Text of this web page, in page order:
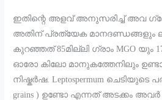
ഇതിന്റെ അളവ് അനുസരിച്ച് അവ
അതിന് പ്രത്യേക മാനദണ്ഡങ്ങളും
കുറഞ്ഞത് 85മില്ലി ഗ്രാം MGO യും
ഓരോ കിലോ മാനുകത്തേനിലും
നിഷ്കർഷ. Leptospermum ചെടിയുടെ
grains ) ഉണ്ടോ എന്നത് അടക്കം അവർ